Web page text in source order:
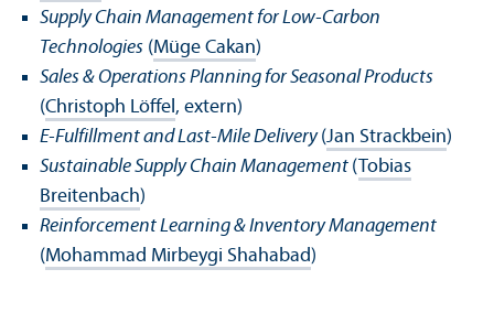
Supply Chain Management for Low-Carbon
Technologies (Müge Cakan)
Sales & Operations Planning for Seasonal Products
(Christoph Löffel , extern)
E-Fulfillment and Last-Mile Delivery(Jan Strackbein)
Sustainable Supply Chain Management (Tobias
Breitenbach)
Reinforcement Learning & Inventory Management
(Mohammad Mirbeygi Shahabad)